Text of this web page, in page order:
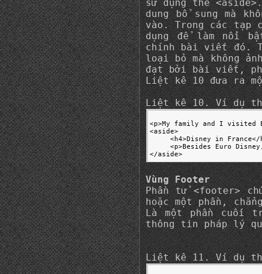
sử dụng thẻ
dung bổ sung mà
vào. Trong các tạp
dụng để làm nổi
chính bài viết đó.
loại bỏ mà không
đạt bởi bài viết,
Liệt kê 10 đưa ra
Liệt kê 10. Ví dụ
<p>My family and I visited
<aside>
<h4>Disney in France</
<p>Besides Euro
</aside>
Vùng Footer
Phần tử <footer>
hoặc một phần,
Là một phần cuối
thông tin pháp lý
Liệt kê 11. Ví dụ